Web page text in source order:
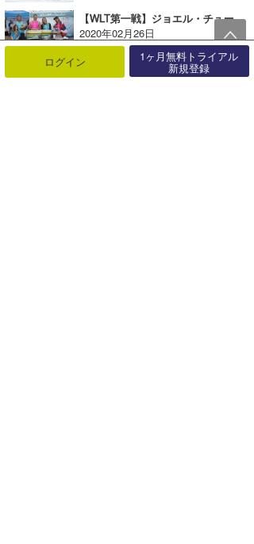
【WLT第一戦】ジョエル・チューダーとケリス・カリオパアが優勝！
2020年02月26日
ログイン 1ヶ月無料トライアル
新規登録